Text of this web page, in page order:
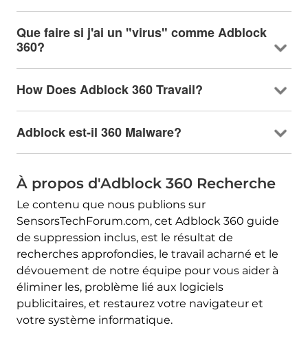
Que faire si j'ai un "virus" comme Adblock
360?
How Does Adblock360 Travail?
Adblock est-il 360 Malware?
À propos d'Adblock 360 Recherche
Le contenu que nous publions sur
SensorsTechForum.com, cet Adblock 360 guide
de suppression inclus, est le résultat de
recherches approfondies, le travail acharné et le
dévouement de notre équipe pour vous aider à
éliminer les, problème lié aux logiciels
publicitaires, et restaurez votre navigateur et
votre système informatique.